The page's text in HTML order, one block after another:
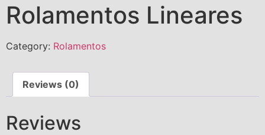
Rolamentos Lineares
Category: Rolamentos
Reviews (0)
Reviews